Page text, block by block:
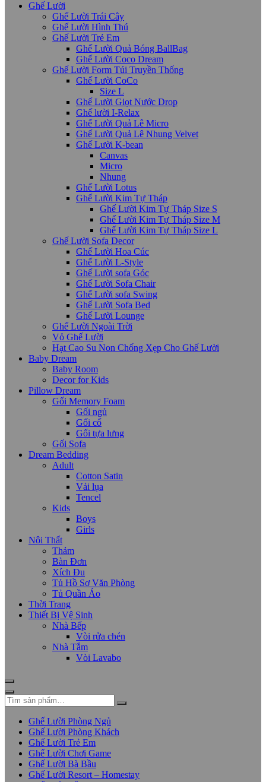
Ghế Lười
Ghế Lười Trái Cây
Ghế Lười Hình Thú
Ghế Lười Trẻ Em
Ghế Lười Quả Bóng BallBag
Ghế Lười Coco Dream
Ghế Lười Form Túi Truyền Thống
Ghế Lười CoCo
Size L
Ghế Lười Giọt Nước Drop
Ghế lười I-Relax
Ghế Lười Quả Lê Micro
Ghế Lười Quả Lê Nhung Velvet
Ghế Lười K-bean
Canvas
Micro
Nhung
Ghế Lười Lotus
Ghế Lười Kim Tự Tháp
Ghế Lười Kim Tự Tháp Size S
Ghế Lười Kim Tự Tháp Size M
Ghế Lười Kim Tự Tháp Size L
Ghế Lười Sofa Decor
Ghế Lười Hoa Cúc
Ghế Lười L-Style
Ghế Lười sofa Góc
Ghế Lười Sofa Chair
Ghế Lười sofa Swing
Ghế Lười Sofa Bed
Ghế Lười Lounge
Ghế Lười Ngoài Trời
Vỏ Ghế Lười
Hạt Cao Su Non Chống Xẹp Cho Ghế Lười
Baby Dream
Baby Room
Decor for Kids
Pillow Dream
Gối Memory Foam
Gối ngủ
Gối cổ
Gối tựa lưng
Gối Sofa
Dream Bedding
Adult
Cotton Satin
Vải lụa
Tencel
Kids
Boys
Girls
Nội Thất
Thảm
Bàn Đơn
Xích Đu
Tủ Hồ Sơ Văn Phòng
Tủ Quần Áo
Thời Trang
Thiết Bị Vệ Sinh
Nhà Bếp
Vòi rửa chén
Nhà Tắm
Vòi Lavabo
Ghế Lười Phòng Ngủ
Ghế Lười Phòng Khách
Ghế Lười Trẻ Em
Ghế Lười Chơi Game
Ghế Lười Bà Bầu
Ghế Lười Resort – Homestay